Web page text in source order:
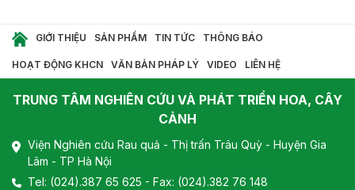
GIỚI THIỆU SẢN PHẨM TIN TỨC THÔNG BÁO
HOẠT ĐỘNG KHCN VĂN BẢN PHÁP LÝ VIDEO LIÊN HỆ
TRUNG TÂM NGHIÊN CỨU VÀ PHÁT TRIỂN HOA, CÂY
CẢNH
Viện Nghiên cứu Rau quả - Thị trấn Trâu Quỳ - Huyện Gia
Lâm - TP Hà Nội
Tel: (024).387 65 625 - Fax: (024).382 76 148